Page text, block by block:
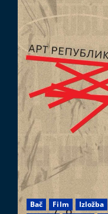
Bač Film Izložba